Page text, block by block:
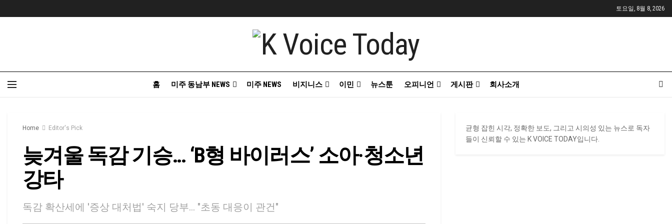
토요일, 8월 8, 2026
홈 미주 동남부 NEWS 미주 NEWS 비지니스 이민 뉴스툰 오피니언 게시판 회사소개
Home Editor's Pick
늦겨울 독감 기승… ‘B형 바이러스’ 소아·청소년
강타
독감 확산세에 '증상 대처법' 숙지 당부… "초동 대응이 관건"
균형 잡힌 시각, 정확한 보도, 그리고 시의성 있는 뉴스로 독자
들이 신뢰할 수 있는 K VOICE TODAY입니다.